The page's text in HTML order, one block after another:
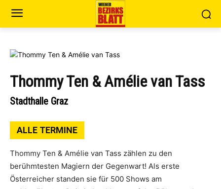
Thommy Ten & Amélie van Tass
Stadthalle Graz
ALLE TERMINE
Thommy Ten & Amélie van Tass zählen zu den
berühmtesten Magiern der Gegenwart! Als erste
Österreicher standen sie für 500 Shows am